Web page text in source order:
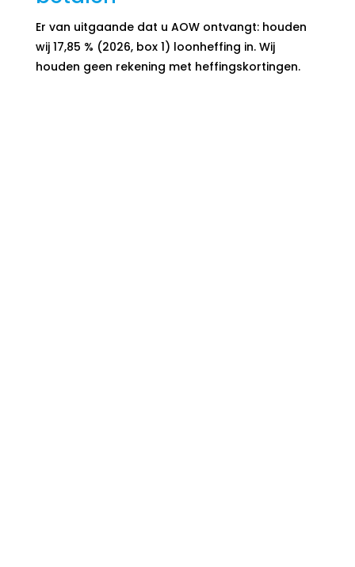
Er van uitgaande dat u AOW ontvangt: houden
wij 17,85 % (2026, box 1) loonheffing in. Wij
houden geen rekening met heffingskortingen.